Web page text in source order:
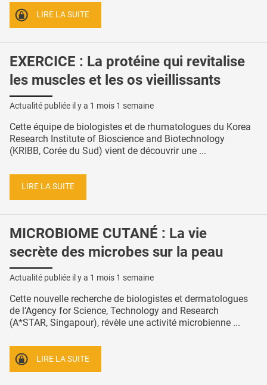
LIRE LA SUITE
EXERCICE : La protéine qui revitalise
les muscles et les os vieillissants
Actualité publiée il y a 1 mois 1 semaine
Cette équipe de biologistes et de rhumatologues du Korea
Research Institute of Bioscience and Biotechnology
(KRIBB, Corée du Sud) vient de découvrir une ...
LIRE LA SUITE
MICROBIOME CUTANÉ : La vie
secrète des microbes sur la peau
Actualité publiée il y a 1 mois 1 semaine
Cette nouvelle recherche de biologistes et dermatologues
de l’Agency for Science, Technology and Research
(A*STAR, Singapour), révèle une activité microbienne ...
LIRE LA SUITE